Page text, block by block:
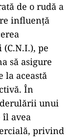
de o rudă a
influenţă
pe
să asigure
la această
În
derulării unui
îl avea
privind